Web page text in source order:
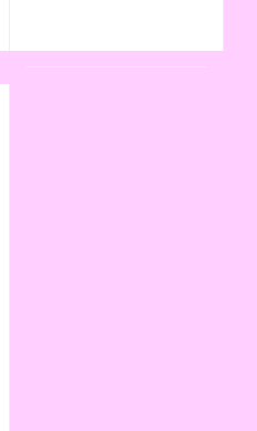
MFC-5860CN